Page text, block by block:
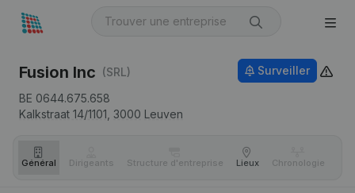
Fusion Inc (SRL)
BE 0644.675.658
Kalkstraat 14/1101, 3000 Leuven
Surveiller
Général Dirigeants Structure d'entreprise Lieux Chronologie